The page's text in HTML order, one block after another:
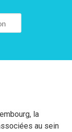
la
au sein